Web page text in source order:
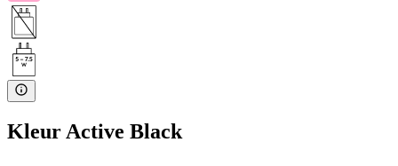
Kleur Active Black